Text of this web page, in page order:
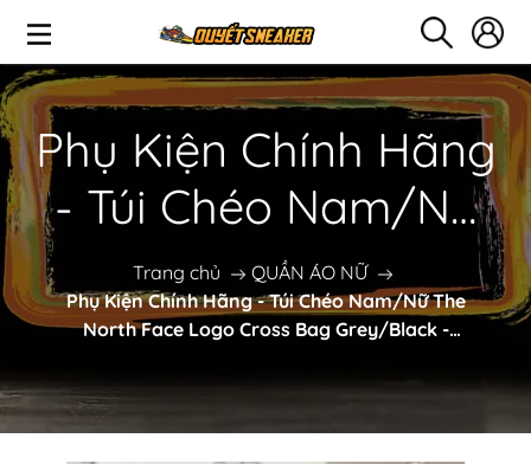
Phụ Kiện Chính Hãng
- Túi Chéo Nam/Nữ
The North Face Logo
Cross Bag
Grey/Black -
NN2PP5323
Trang chủ
QUẦN ÁO NỮ
Phụ Kiện Chính Hãng - Túi Chéo Nam/Nữ The
North Face Logo Cross Bag Grey/Black -